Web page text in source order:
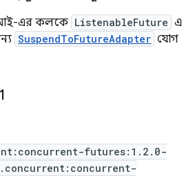
এর কলকে ListenableFuture এ
SuspendToFutureAdapter যোগ
futures:1.2.0-